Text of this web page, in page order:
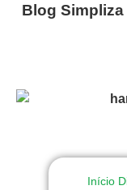
Blog
Início